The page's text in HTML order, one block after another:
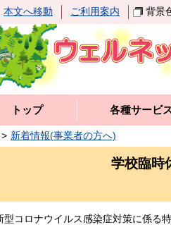
本文へ移動 ご利用案内 背景
トップ 各種サービ
新着情報(事業者の方へ)
学校臨時
コロナウイルス感染症対策に係る